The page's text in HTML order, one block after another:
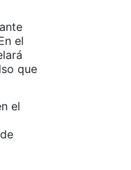
el
que
el